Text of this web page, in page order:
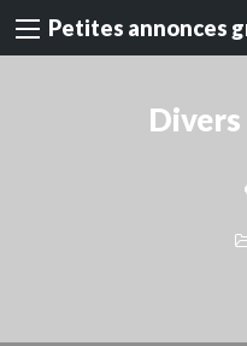
Petites annonces